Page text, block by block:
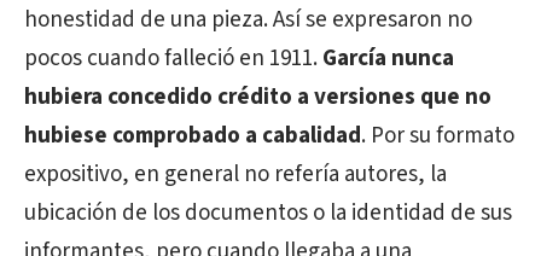
honestidad de una pieza. Así se expresaron no
pocos cuando falleció en 1911.García nunca
hubiera concedido crédito a versiones que no
hubiese comprobado a cabalidad. Por su formato
expositivo, en general no refería autores, la
ubicación de los documentos o la identidad de sus